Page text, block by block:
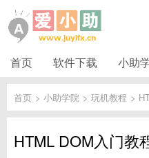
首页 软件下载 小助
首页 > 小助学院 > 玩机教程 >
HTML DOM入门教